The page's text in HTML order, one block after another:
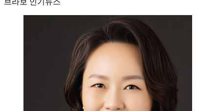
브라보 인기뉴스